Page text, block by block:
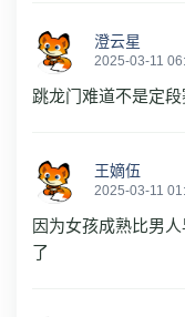
澄云星
2025-03-11
跳龙门难道不是定段
王嫡伍
2025-03-11
因为女孩成熟比男
了